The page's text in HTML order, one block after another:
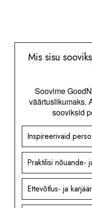
Mis sisu
Soovime
väärtuslikumaks.
sooviksid
Inspireerivaid
Praktilisi nõuande-
Ettevõtlus- ja